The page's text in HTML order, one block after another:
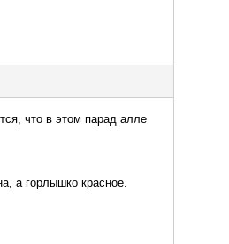
что в этом парад алле
а горлышко красное.